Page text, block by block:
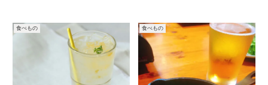
食べもの 食べもの